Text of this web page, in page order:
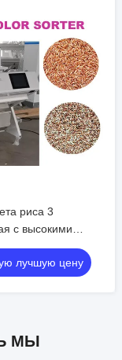
риса 3
с высокими
лучшую цену
МЫ